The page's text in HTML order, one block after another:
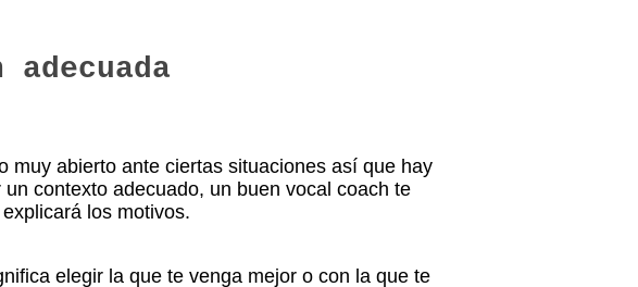
muy abierto ante ciertas situaciones así que hay
contexto adecuado, un buen vocal coach te
los motivos.
elegir la que te venga mejor o con la que te